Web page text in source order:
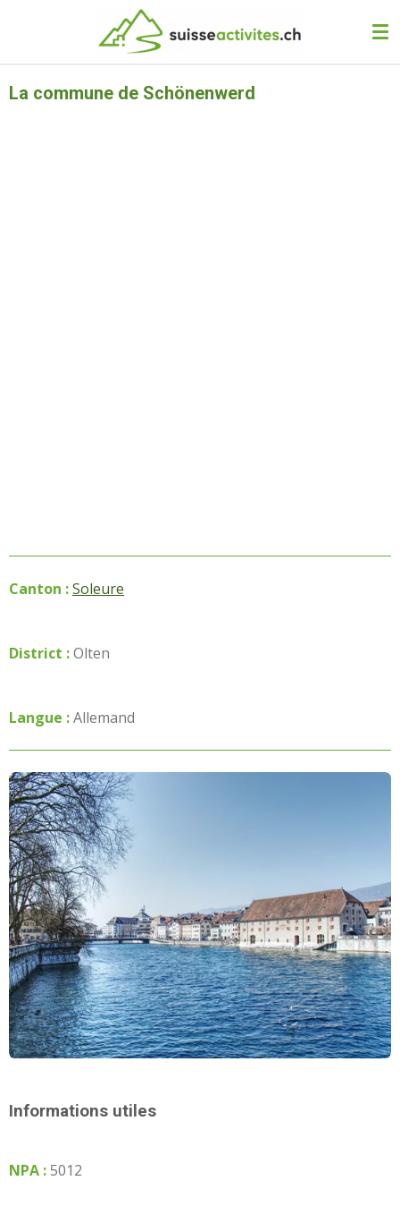
principal
La commune de Schönenwerd
Canton :Soleure
District :Olten
Langue :Allemand
Informations utiles
NPA :5012